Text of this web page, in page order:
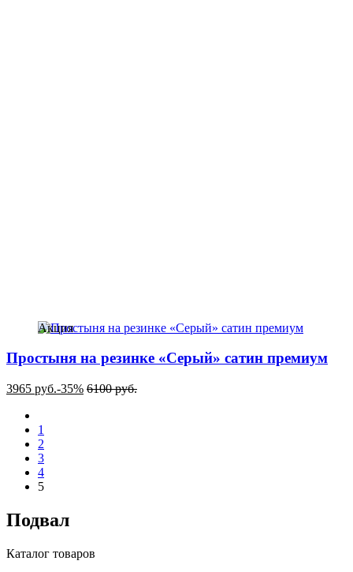
Акция
Простыня на резинке «Серый» сатин премиум
3965 руб.-35% 6100руб.
1
2
3
4
5
Подвал
Каталог товаров